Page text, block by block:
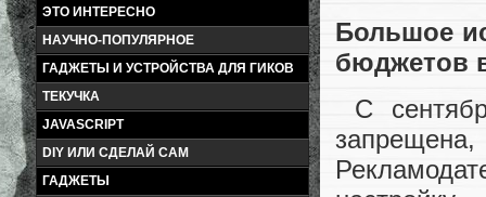
ЭТО ИНТЕРЕСНО
НАУЧНО-ПОПУЛЯРНОЕ
ГАДЖЕТЫ И УСТРОЙСТВА ДЛЯ ГИКОВ
ТЕКУЧКА
JAVASCRIPT
DIY ИЛИ СДЕЛАЙ САМ
ГАДЖЕТЫ
Большое
бюджетов
С